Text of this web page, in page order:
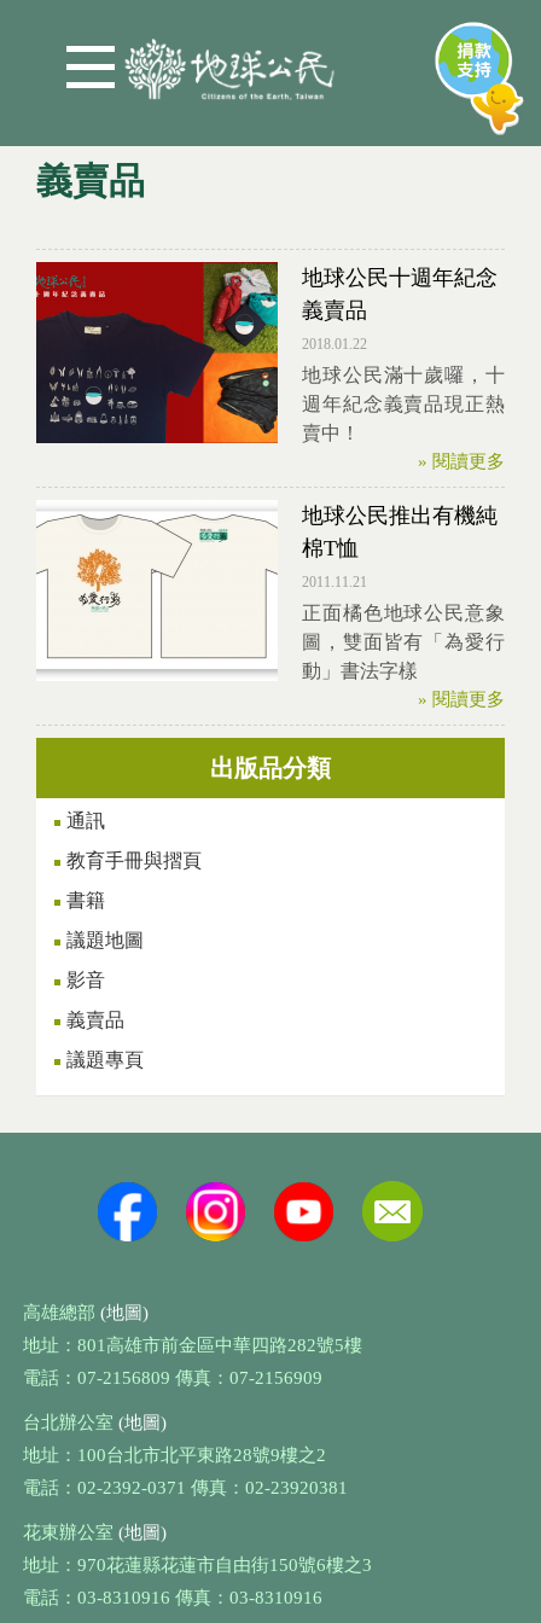
義賣品
You are here
地球公民十週年紀念
義賣品
2018.01.22
地球公民滿十歲囉，十
週年紀念義賣品現正熱
賣中！
» 閱讀更多
地球公民推出有機純
棉T恤
2011.11.21
正面橘色地球公民意象
圖，雙面皆有「為愛行
動」書法字樣
» 閱讀更多
出版品分類
通訊
教育手冊與摺頁
書籍
議題地圖
影音
義賣品
議題專頁
高雄總部 (地圖)
地址：801高雄市前金區中華四路282號5樓
電話：07-2156809 傳真：07-2156909
台北辦公室 (地圖)
地址：100台北市北平東路28號9樓之2
電話：02-2392-0371 傳真：02-23920381
花東辦公室 (地圖)
地址：970花蓮縣花蓮市自由街150號6樓之3
電話：03-8310916 傳真：03-8310916